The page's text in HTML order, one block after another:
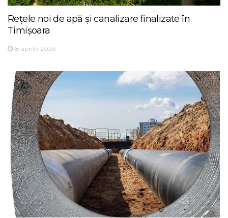
Rețele noi de apă și canalizare finalizate în
Timișoara
8 aprilie 2026